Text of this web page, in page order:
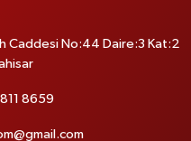
Caddesi No:44 Daire:3 Kat:2
8659